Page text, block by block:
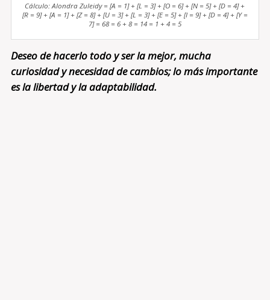
Cálculo: Alondra Zuleidy = [A = 1] + [L = 3] + [O = 6] + [N = 5] + [D = 4] +
[R = 9] + [A = 1] + [Z = 8] + [U = 3] + [L = 3] + [E = 5] + [I = 9] + [D = 4] + [Y =
7] = 68 = 6 + 8 = 14 = 1 + 4 = 5
Deseo de hacerlo todo y ser la mejor, mucha
curiosidad y necesidad de cambios; lo más importante
es la libertad y la adaptabilidad.